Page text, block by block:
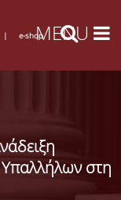
| e-shop
στη